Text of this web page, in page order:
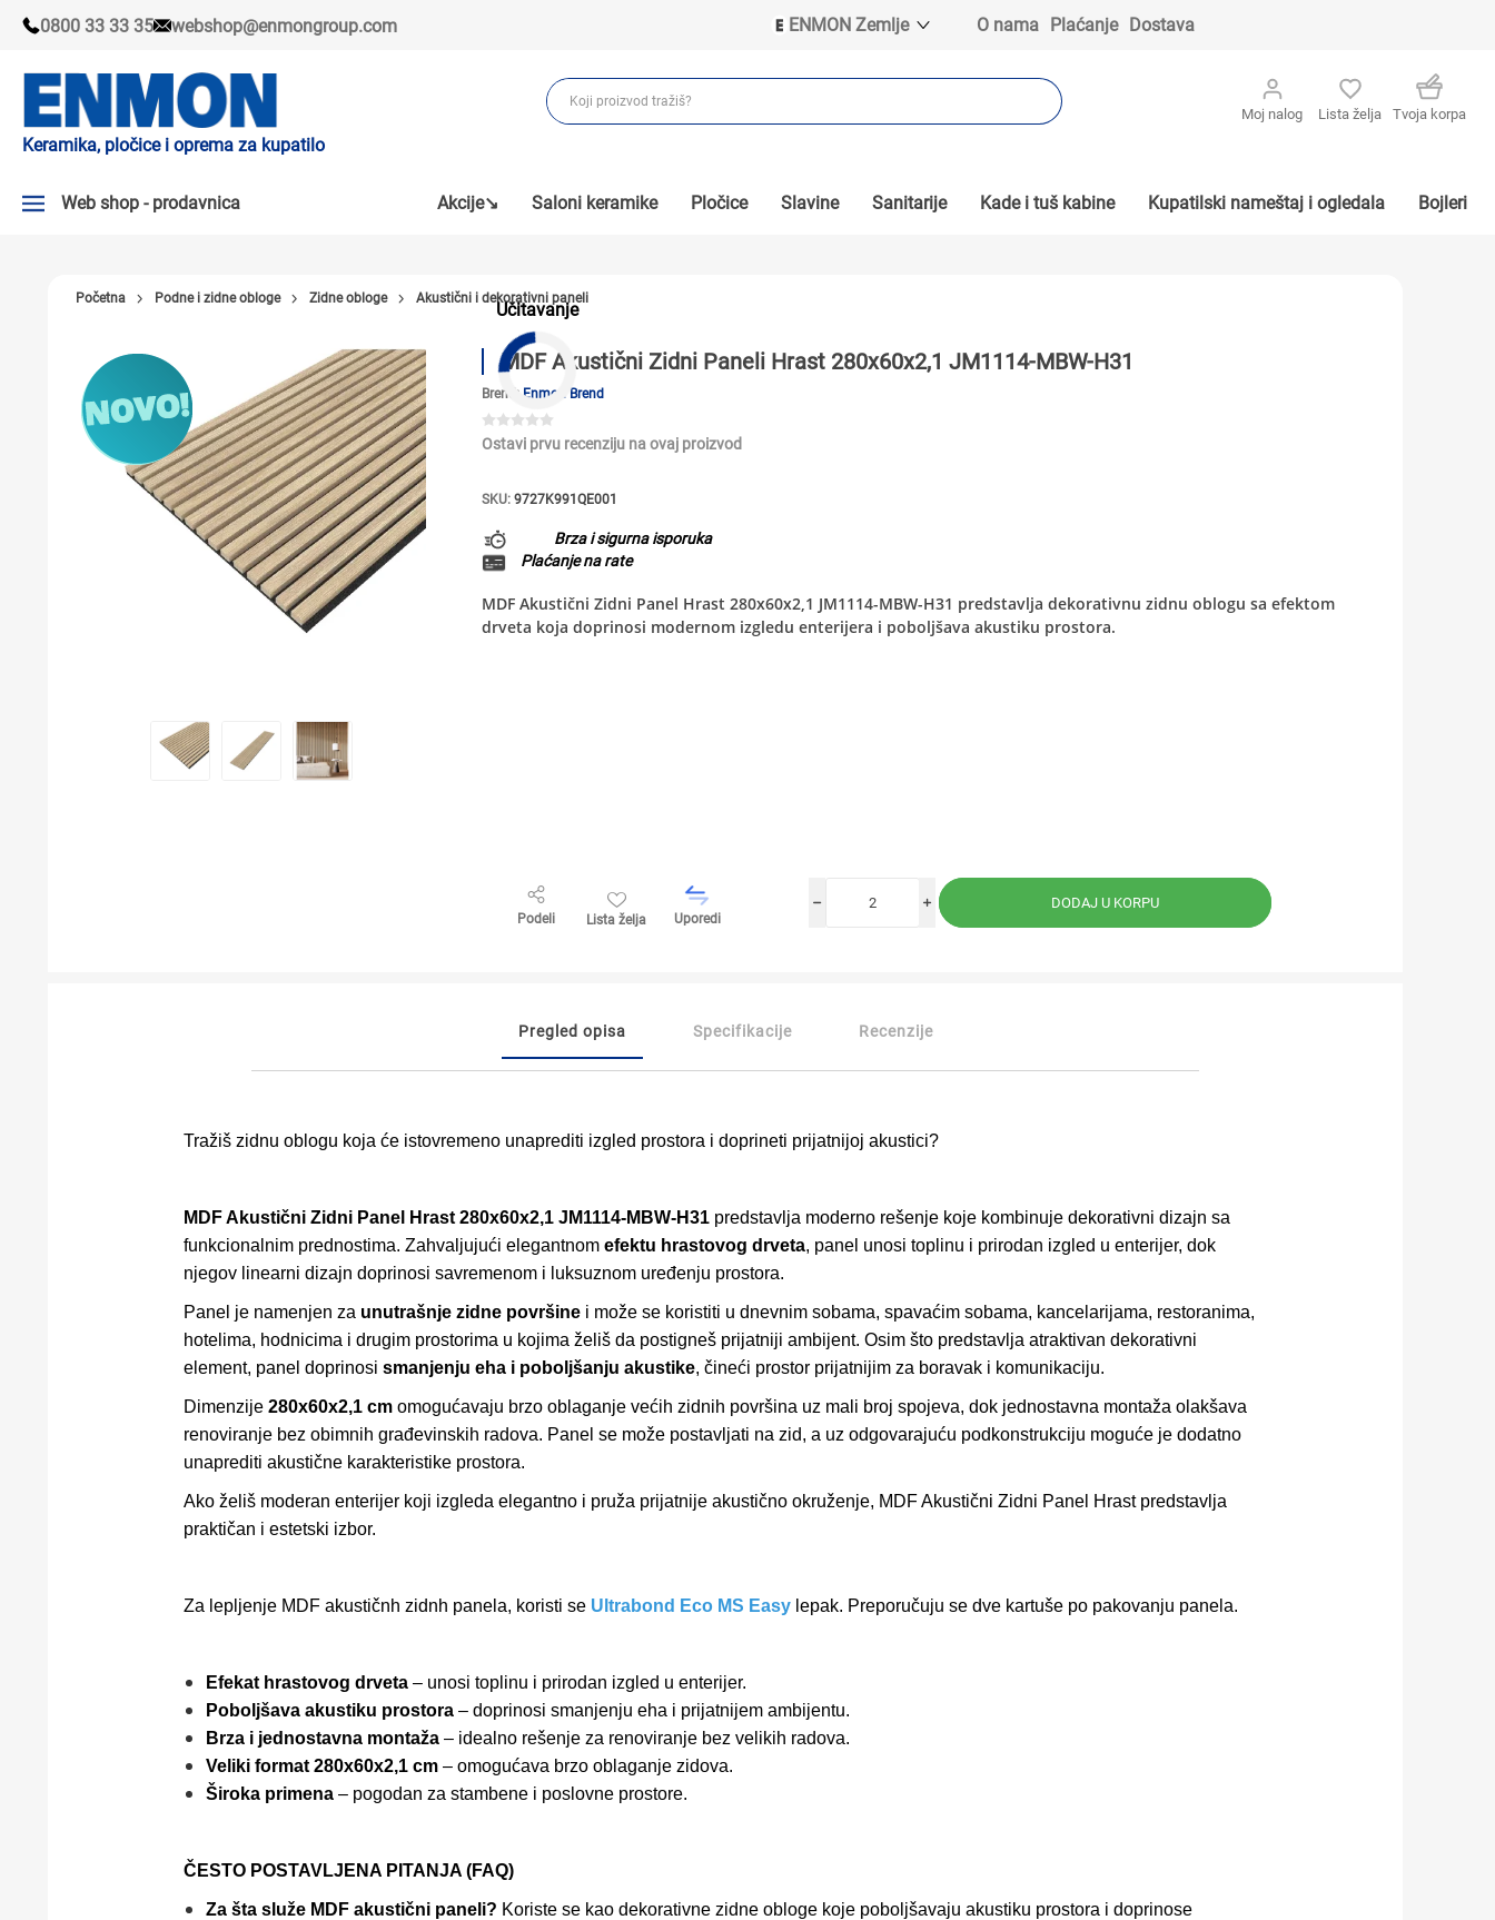
0800 33 33 35 webshop@enmongroup.com
ENMON Zemlje
ENMON BIH
ENMON MKD
O nama Plaćanje Dostava
Keramika, pločice i oprema za kupatilo
Moj nalog Lista želja Tvoja korpa
Web shop - prodavnica
PLOČICE
SLAVINE
KADE I TUŠ KABINE
SANITARIJE
TUŠEVI
KUPATILSKI NAMEŠTAJ I OGLEDALA
PODNE I ZIDNE OBLOGE
ALATI ZA KERAMIKU
Akcije↘ Saloni keramike Pločice Slavine Sanitarije Kade i tuš kabine Kupatilski nameštaj i ogledala Bojleri
Učitavanje
Početna Podne i zidne obloge Zidne obloge Akustični i dekorativni paneli
MDF Akustični Zidni Paneli Hrast 280x60x2,1 JM1114-MBW-H31
Brend: Enmon Brend
Ostavi prvu recenziju na ovaj proizvod
SKU: 9727K991QE001
Brza i sigurna isporuka
Plaćanje na rate
MDF Akustični Zidni Panel Hrast 280x60x2,1 JM1114-MBW-H31 predstavlja dekorativnu zidnu oblogu sa efektom
drveta koja doprinosi modernom izgledu enterijera i poboljšava akustiku prostora.
Podeli Lista želja Uporedi
i
h
Pregled opisa Specifikacije Recenzije
Tražiš zidnu oblogu koja će istovremeno unaprediti izgled prostora i doprineti prijatnijoj akustici?
MDF Akustični Zidni Panel Hrast 280x60x2,1 JM1114-MBW-H31predstavlja moderno rešenje koje kombinuje dekorativni dizajn sa
funkcionalnim prednostima. Zahvaljujući elegantnom efektu hrastovog drveta, panel unosi toplinu i prirodan izgled u enterijer, dok
njegov linearni dizajn doprinosi savremenom i luksuznom uređenju prostora.
Panel je namenjen za unutrašnje zidne površinei može se koristiti u dnevnim sobama, spavaćim sobama, kancelarijama, restoranima,
hotelima, hodnicima i drugim prostorima u kojima želiš da postigneš prijatniji ambijent. Osim što predstavlja atraktivan dekorativni
element, panel doprinosi smanjenju eha i poboljšanju akustike, čineći prostor prijatnijim za boravak i komunikaciju.
Dimenzije 280x60x2,1 cmomogućavaju brzo oblaganje većih zidnih površina uz mali broj spojeva, dok jednostavna montaža olakšava
renoviranje bez obimnih građevinskih radova. Panel se može postavljati na zid, a uz odgovarajuću podkonstrukciju moguće je dodatno
unaprediti akustične karakteristike prostora.
Ako želiš moderan enterijer koji izgleda elegantno i pruža prijatnije akustično okruženje, MDF Akustični Zidni Panel Hrast predstavlja
praktičan i estetski izbor.
Za lepljenje MDF akustičnh zidnh panela, koristi se Ultrabond Eco MS Easylepak. Preporučuju se dve kartuše po pakovanju panela.
Efekat hrastovog drveta– unosi toplinu i prirodan izgled u enterijer.
Poboljšava akustiku prostora– doprinosi smanjenju eha i prijatnijem ambijentu.
Brza i jednostavna montaža– idealno rešenje za renoviranje bez velikih radova.
Veliki format 280x60x2,1 cm– omogućava brzo oblaganje zidova.
Široka primena– pogodan za stambene i poslovne prostore.
ČESTO POSTAVLJENA PITANJA (FAQ)
Za šta služe MDF akustični paneli? Koriste se kao dekorativne zidne obloge koje poboljšavaju akustiku prostora i doprinose